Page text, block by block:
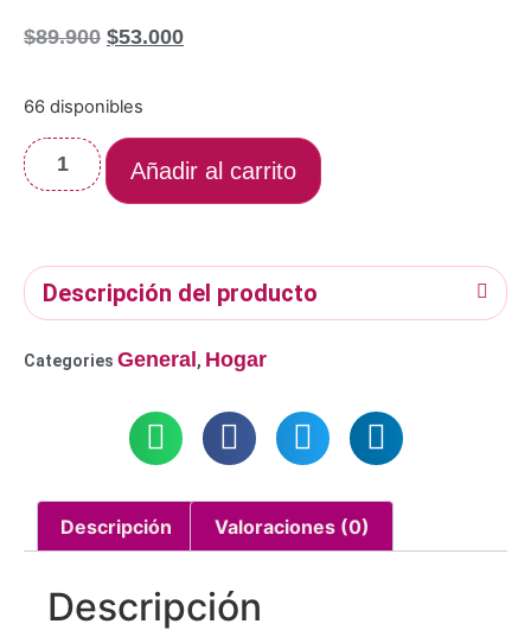
$89.900 $53.000
66 disponibles
Añadir al carrito
Descripción del producto
Categories General, Hogar
Descripción Valoraciones (0)
Descripción